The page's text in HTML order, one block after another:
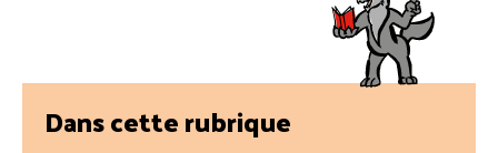
Barre
Dans cette rubrique